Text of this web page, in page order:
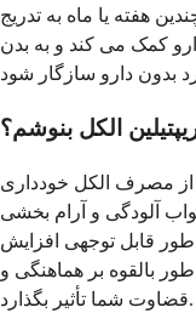
هفته یا ماه به تدریج
کمک می کند و به بدن
الکل بنوشم؟
از مصرف الکل خودداری
آلودگی و آرام بخشی
طور قابل توجهی افزایش
بالقوه بر هماهنگی و
قضاوت شما تأثیر بگذارد.